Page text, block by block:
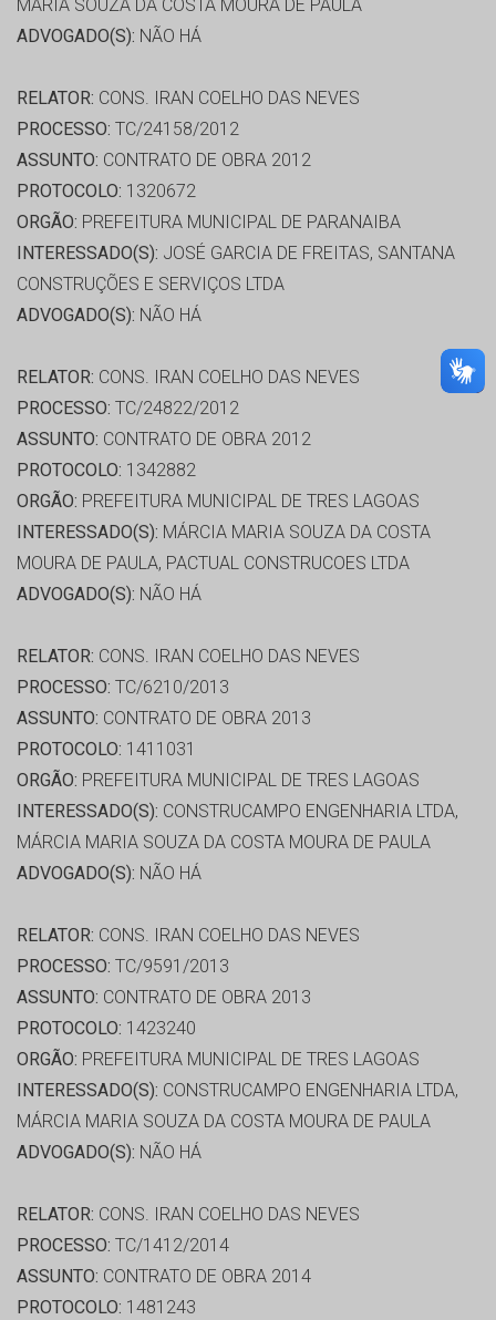
MARIA SOUZA DA COSTA MOURA DE PAULA
ADVOGADO(S): NÃO HÁ
RELATOR: CONS. IRAN COELHO DAS NEVES
PROCESSO: TC/24158/2012
ASSUNTO: CONTRATO DE OBRA 2012
PROTOCOLO: 1320672
ORGÃO: PREFEITURA MUNICIPAL DE PARANAIBA
INTERESSADO(S): JOSÉ GARCIA DE FREITAS, SANTANA
CONSTRUÇÕES E SERVIÇOS LTDA
ADVOGADO(S): NÃO HÁ
RELATOR: CONS. IRAN COELHO DAS NEVES
PROCESSO: TC/24822/2012
ASSUNTO: CONTRATO DE OBRA 2012
PROTOCOLO: 1342882
ORGÃO: PREFEITURA MUNICIPAL DE TRES LAGOAS
INTERESSADO(S): MÁRCIA MARIA SOUZA DA COSTA
MOURA DE PAULA, PACTUAL CONSTRUCOES LTDA
ADVOGADO(S): NÃO HÁ
RELATOR: CONS. IRAN COELHO DAS NEVES
PROCESSO: TC/6210/2013
ASSUNTO: CONTRATO DE OBRA 2013
PROTOCOLO: 1411031
ORGÃO: PREFEITURA MUNICIPAL DE TRES LAGOAS
INTERESSADO(S): CONSTRUCAMPO ENGENHARIA LTDA,
MÁRCIA MARIA SOUZA DA COSTA MOURA DE PAULA
ADVOGADO(S): NÃO HÁ
RELATOR: CONS. IRAN COELHO DAS NEVES
PROCESSO: TC/9591/2013
ASSUNTO: CONTRATO DE OBRA 2013
PROTOCOLO: 1423240
ORGÃO: PREFEITURA MUNICIPAL DE TRES LAGOAS
INTERESSADO(S): CONSTRUCAMPO ENGENHARIA LTDA,
MÁRCIA MARIA SOUZA DA COSTA MOURA DE PAULA
ADVOGADO(S): NÃO HÁ
RELATOR: CONS. IRAN COELHO DAS NEVES
PROCESSO: TC/1412/2014
ASSUNTO: CONTRATO DE OBRA 2014
PROTOCOLO: 1481243